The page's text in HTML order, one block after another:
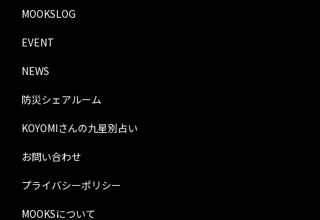
MOOKSLOG
EVENT
NEWS
防災シェアルーム
KOYOMIさんの九星別占い
お問い合わせ
プライバシーポリシー
MOOKSについて